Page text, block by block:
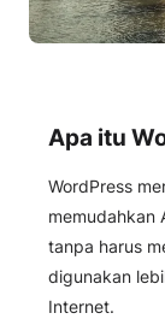
Apa itu
WordPress
memudahkan
tanpa harus
digunakan
Internet.